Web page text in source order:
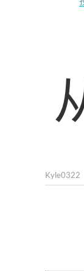
从小到
Kyle0322